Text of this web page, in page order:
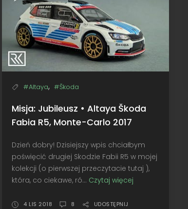
WRC,
Monte-
Carlo
#Altaya, #Škoda
Misja: Jubileusz • Altaya Škoda
Fabia R5, Monte-Carlo 2017
Dzień dobry! Dzisiejszy wpis chciałbym
poświęcić drugiej Skodzie Fabii R5 w mojej
kolekcji (o pierwszej przeczytacie tutaj ),
która, co ciekawe, ró... Czytaj więcej
4 LIS 2018 8 UDOSTĘPNIJ